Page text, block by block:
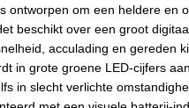
ontworpen om een heldere en
beschikt over een groot
acculading en gereden
in grote groene LED-cijfers
in slecht verlichte